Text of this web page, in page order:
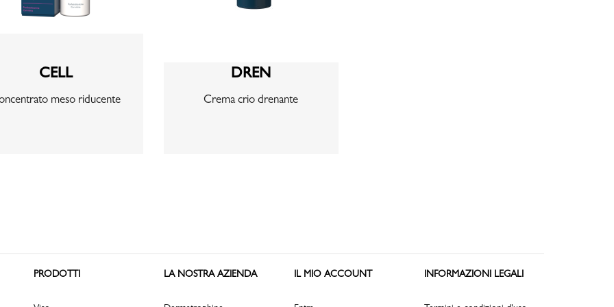
CELL
meso riducente
DREN
Crema crio drenante
PRODOTTI LA NOSTRA AZIENDA IL MIO ACCOUNT INFORMAZIONI LEGALI